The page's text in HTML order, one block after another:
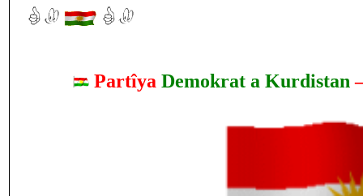
Partîya Demokrat a Kurdistan